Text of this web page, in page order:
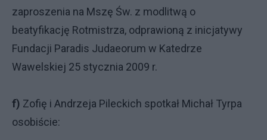
zaproszenia na Mszę Św. z modlitwą o
beatyfikację Rotmistrza, odprawioną z inicjatywy
Fundacji Paradis Judaeorum w Katedrze
Wawelskiej 25 stycznia 2009 r.
f) Zofię i Andrzeja Pileckich spotkał Michał Tyrpa
osobiście: